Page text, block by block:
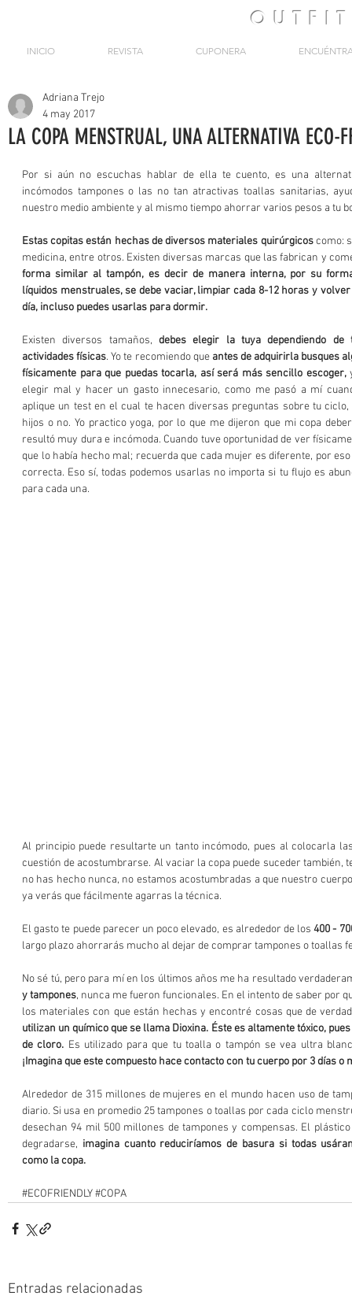
OUTFIT
INICIO REVISTA CUPONERA
LA COPA MENSTRUAL, UNA ALTERNATIVA ECO-
Adriana Trejo
4 may 2017
Por si aún no escuchas hablar de ella te cuento, es una
incómodos tampones o las no tan atractivas toallas sanitarias,
nuestro medio ambiente y al mismo tiempo ahorrar varios pesos a tu
Estas copitas están hechas de diversos materiales quirúrgicos como:
medicina, entre otros. Existen diversas marcas que las fabrican y
forma similar al tampón, es decir de manera interna, por su
líquidos menstruales, se debe vaciar, limpiar cada 8-12 horas y
día, incluso puedes usarlas para dormir.
Existen diversos tamaños, debes elegir la tuya dependiendo de
actividades físicas. Yo te recomiendo que antes de adquirirla busques
físicamente para que puedas tocarla, así será más sencillo escoger,
elegir mal y hacer un gasto innecesario, como me pasó a mí
aplique un test en el cual te hacen diversas preguntas sobre tu
hijos o no. Yo practico yoga, por lo que me dijeron que mi copa
resultó muy dura e incómoda. Cuando tuve oportunidad de ver
que lo había hecho mal; recuerda que cada mujer es diferente, por
correcta. Eso sí, todas podemos usarlas no importa si tu flujo es
para cada una.
Al principio puede resultarte un tanto incómodo, pues al colocarla
cuestión de acostumbrarse. Al vaciar la copa puede suceder también,
no has hecho nunca, no estamos acostumbradas a que nuestro
ya verás que fácilmente agarras la técnica.
El gasto te puede parecer un poco elevado, es alrededor de los 400 -
largo plazo ahorrarás mucho al dejar de comprar tampones o toallas
No sé tú, pero para mí en los últimos años me ha resultado
y tampones, nunca me fueron funcionales. En el intento de saber por
utilizan un químico que se llama Dioxina. Éste es altamente tóxico,
de cloro.
¡Imagina que este compuesto hace contacto con tu cuerpo por 3 días o
Alrededor de 315 millones de mujeres en el mundo hacen uso de
diario. Si usa en promedio 25 tampones o toallas por cada ciclo
desechan 94 mil 500 millones de tampones y compensas. El
degradarse, imagina cuanto reduciríamos de basura si todas
como la copa.
#ECOFRIENDLY#COPA
Entradas relacionadas